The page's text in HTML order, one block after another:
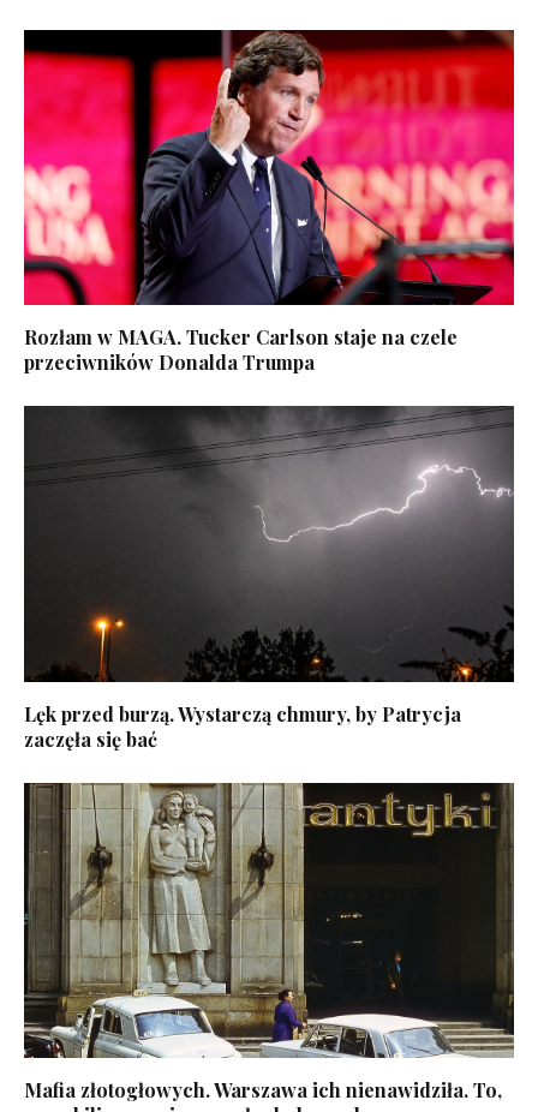
Rozłam w MAGA. Tucker Carlson staje na czele
przeciwników Donalda Trumpa
Lęk przed burzą. Wystarczą chmury, by Patrycja
zaczęła się bać
Mafia złotogłowych. Warszawa ich nienawidziła. To,